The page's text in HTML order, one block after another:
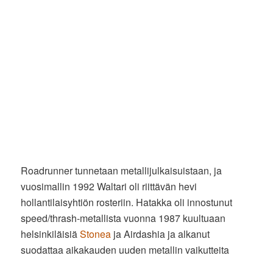
Roadrunner tunnetaan metallijulkaisuistaan, ja
vuosimallin 1992 Waltari oli riittävän hevi
hollantilaisyhtiön rosteriin. Hatakka oli innostunut
speed/thrash-metallista vuonna 1987 kuultuaan
helsinkiläisiäStonea ja Airdashia ja alkanut
suodattaa aikakauden uuden metallin vaikutteita